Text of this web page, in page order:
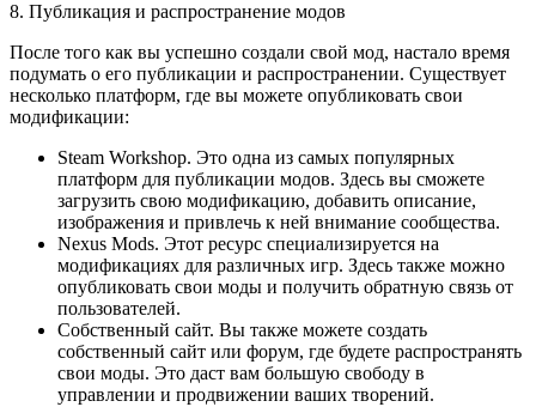
8. Публикация и распространение модов
После того как вы успешно создали свой мод, настало время
подумать о его публикации и распространении. Существует
несколько платформ, где вы можете опубликовать свои
модификации:
Steam Workshop. Это одна из самых популярных
платформ для публикации модов. Здесь вы сможете
загрузить свою модификацию, добавить описание,
изображения и привлечь к ней внимание сообщества.
Nexus Mods. Этот ресурс специализируется на
модификациях для различных игр. Здесь также можно
опубликовать свои моды и получить обратную связь от
пользователей.
Собственный сайт. Вы также можете создать
собственный сайт или форум, где будете распространять
свои моды. Это даст вам большую свободу в
управлении и продвижении ваших творений.